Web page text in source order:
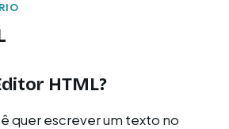
HTML?
quer escrever um texto no